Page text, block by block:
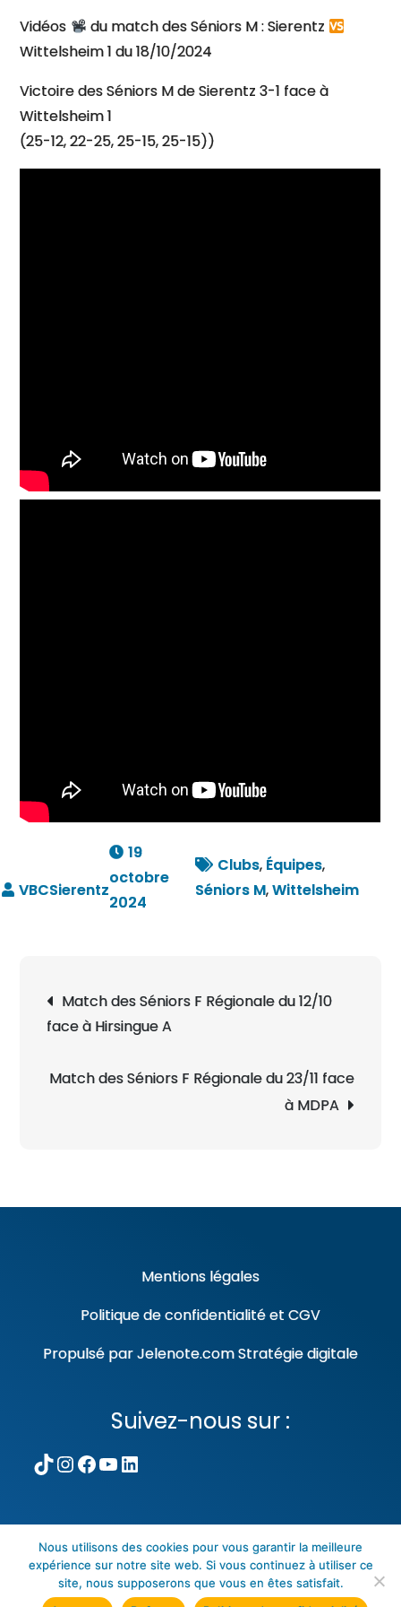
Vidéos
du match des Séniors M : Sierentz
Wittelsheim 1 du 18/10/2024
Victoire des Séniors M de Sierentz 3-1 face à
Wittelsheim 1
(25-12, 22-25, 25-15, 25-15))
19
octobre
2024
Clubs, Équipes,
Séniors M,Wittelsheim
Navigation
deMatch des Séniors F Régionale du 12/10
face à Hirsingue A
Match des Séniors F Régionale du 23/11 face
à MDPA
Mentions légales
Politique de confidentialitéet CGV
Propulsé parJelenote.comStratégie digitale
Suivez-nous sur :
TikTok
Instagram
Facebook
YouTube
LinkedIn
Copyright © Tous droits réservés. Theme
Volleyball Club
Nous utilisons des cookies pour vous garantir la meilleure
expérience sur notre site web. Si vous continuez à utiliser ce
site, nous supposerons que vous en êtes satisfait.